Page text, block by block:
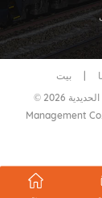
بيت
© 2026 عزيزي نقل الحاويات بالسكك الحديدية (Zhejiang) Supply Chain